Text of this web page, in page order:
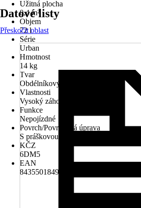
Užitná plocha
0,4 m²
Objem
72 l
Série
Urban
Hmotnost
14 kg
Tvar
Obdélníkový
Vlastnosti
Vysoký záhon na nohách
Funkce
Nepojízdné
Povrch/Povrchová úprava
S práškovou úpravou
KČZ
6DM5
EAN
8435501849506
Datové listy
Přeskočit oblast